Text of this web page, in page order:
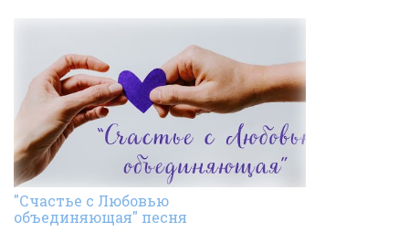
"Счастье с Любовью
объединяющая" песня